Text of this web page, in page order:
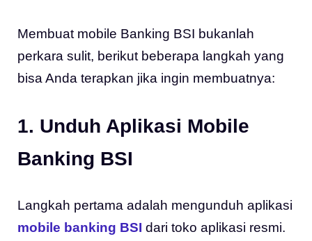
Membuat mobile Banking BSI bukanlah
perkara sulit, berikut beberapa langkah yang
bisa Anda terapkan jika ingin membuatnya:
1. Unduh Aplikasi Mobile
Banking BSI
Langkah pertama adalah mengunduh aplikasi
mobile banking BSI dari toko aplikasi resmi.